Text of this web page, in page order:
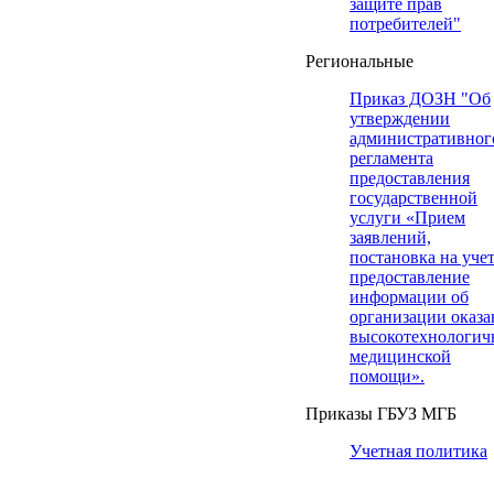
защите прав
потребителей"
Региональные
Приказ ДОЗН "Об
утверждении
регламента
предоставления
государственной
услуги «Прием
заявлений,
постановка на
предоставление
информации об
организации
медицинской
помощи».
Приказы ГБУЗ МГБ
Учетная политика